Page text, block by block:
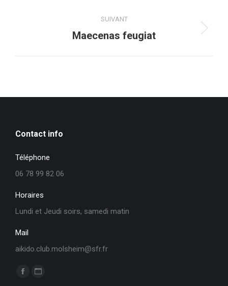
commentaire
SUIVANT
Projets
Maecenas feugiat
Contact info
Téléphone
06 78 99 82 06
Horaires
Lundi et Jeudi soirs, samedi matin
Mail
aikido.club.molsheim@sfr.fr
Trouvez nous sur :
La
La